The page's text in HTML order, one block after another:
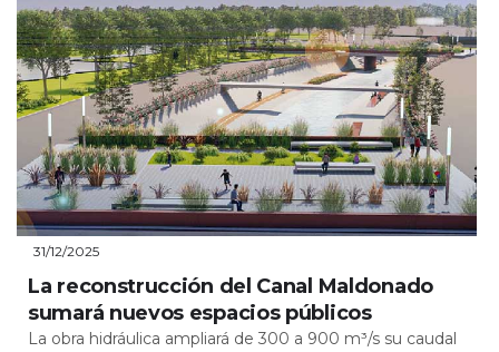
31/12/2025
La reconstrucción del Canal Maldonado
sumará nuevos espacios públicos
La obra hidráulica ampliará de 300 a 900 m³/s su caudal